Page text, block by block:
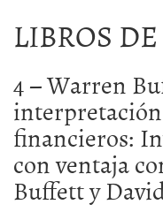
LIBROS
4 – Warren
financieros:
con ventaja
Buffett y